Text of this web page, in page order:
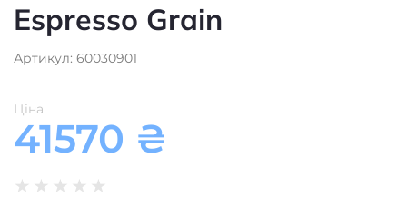
Espresso Grain
Артикул: 60030901
Ціна
41570 ₴
★ ★ ★ ★ ★